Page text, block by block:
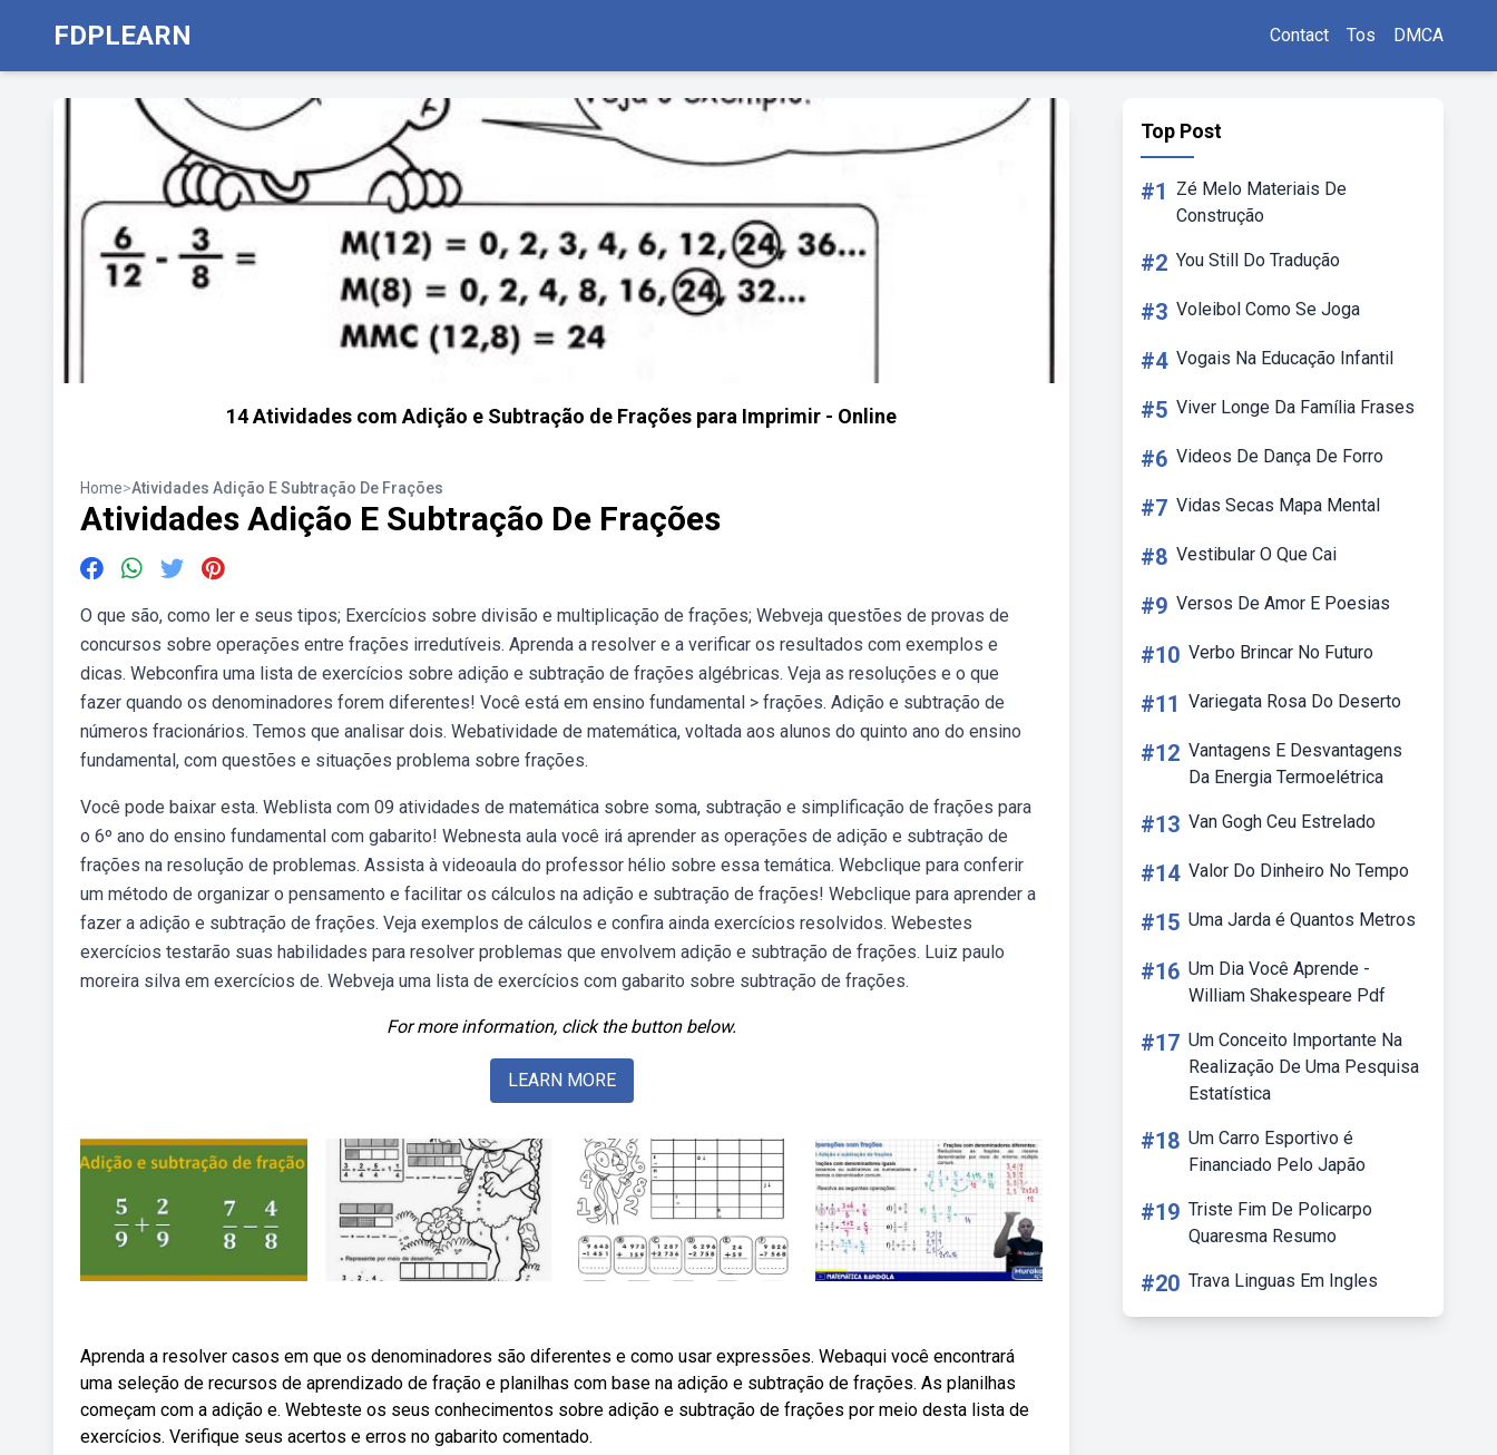
FDPLEARN Contact Tos DMCA
14 Atividades com Adição e Subtração de Frações para Imprimir - Online
Home>Atividades Adição E Subtração De Frações
Atividades Adição E Subtração De Frações
O que são, como ler e seus tipos; Exercícios sobre divisão e multiplicação de frações; Webveja questões de provas de
concursos sobre operações entre frações irredutíveis. Aprenda a resolver e a verificar os resultados com exemplos e
dicas. Webconfira uma lista de exercícios sobre adição e subtração de frações algébricas. Veja as resoluções e o que
fazer quando os denominadores forem diferentes! Você está em ensino fundamental > frações. Adição e subtração de
números fracionários. Temos que analisar dois. Webatividade de matemática, voltada aos alunos do quinto ano do ensino
fundamental, com questões e situações problema sobre frações.
Você pode baixar esta. Weblista com 09 atividades de matemática sobre soma, subtração e simplificação de frações para
o 6º ano do ensino fundamental com gabarito! Webnesta aula você irá aprender as operações de adição e subtração de
frações na resolução de problemas. Assista à videoaula do professor hélio sobre essa temática. Webclique para conferir
um método de organizar o pensamento e facilitar os cálculos na adição e subtração de frações! Webclique para aprender a
fazer a adição e subtração de frações. Veja exemplos de cálculos e confira ainda exercícios resolvidos. Webestes
exercícios testarão suas habilidades para resolver problemas que envolvem adição e subtração de frações. Luiz paulo
moreira silva em exercícios de. Webveja uma lista de exercícios com gabarito sobre subtração de frações.
For more information, click the button below.
LEARN MORE
Aprenda a resolver casos em que os denominadores são diferentes e como usar expressões. Webaqui você encontrará
uma seleção de recursos de aprendizado de fração e planilhas com base na adição e subtração de frações. As planilhas
começam com a adição e. Webteste os seus conhecimentos sobre adição e subtração de frações por meio desta lista de
exercícios. Verifique seus acertos e erros no gabarito comentado.
Top Post
#1
Zé Melo Materiais De
Construção
#2 You Still Do Tradução
#3 Voleibol Como Se Joga
#4 Vogais Na Educação Infantil
#5 Viver Longe Da Família Frases
#6 Videos De Dança De Forro
#7 Vidas Secas Mapa Mental
#8 Vestibular O Que Cai
#9 Versos De Amor E Poesias
#10 Verbo Brincar No Futuro
#11 Variegata Rosa Do Deserto
#12 Vantagens E Desvantagens
Da Energia Termoelétrica
#13 Van Gogh Ceu Estrelado
#14 Valor Do Dinheiro No Tempo
#15 Uma Jarda é Quantos Metros
#16 Um Dia Você Aprende -
William Shakespeare Pdf
#17 Um Conceito Importante Na
Realização De Uma Pesquisa
Estatística
#18 Um Carro Esportivo é
Financiado Pelo Japão
#19 Triste Fim De Policarpo
Quaresma Resumo
#20 Trava Linguas Em Ingles